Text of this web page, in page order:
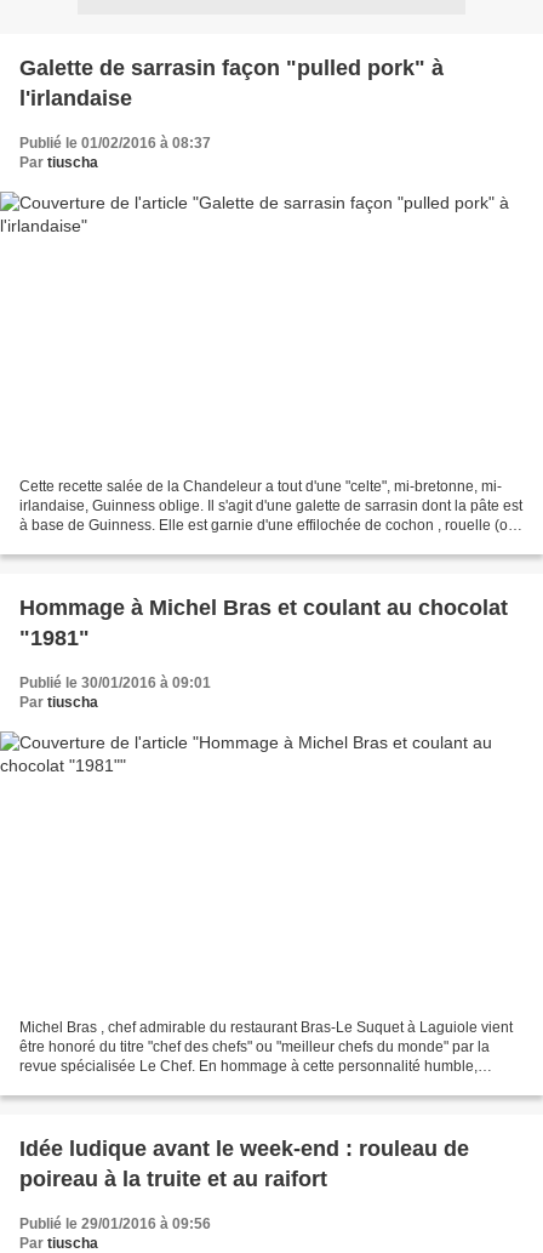
Galette de sarrasin façon "pulled pork" à
l'irlandaise
Publié le 01/02/2016 à 08:37
Par tiuscha
Cette recette salée de la Chandeleur a tout d'une "celte", mi-bretonne, mi-
irlandaise, Guinness oblige. Il s'agit d'une galette de sarrasin dont la pâte est
à base de Guinness. Elle est garnie d'une effilochée de cochon , rouelle (ou
Hommage à Michel Bras et coulant au chocolat
"1981"
Publié le 30/01/2016 à 09:01
Par tiuscha
Michel Bras , chef admirable du restaurant Bras-Le Suquet à Laguiole vient
être honoré du titre "chef des chefs" ou "meilleur chefs du monde" par la
revue spécialisée Le Chef. En hommage à cette personnalité humble,
Idée ludique avant le week-end : rouleau de
poireau à la truite et au raifort
Publié le 29/01/2016 à 09:56
Par tiuscha